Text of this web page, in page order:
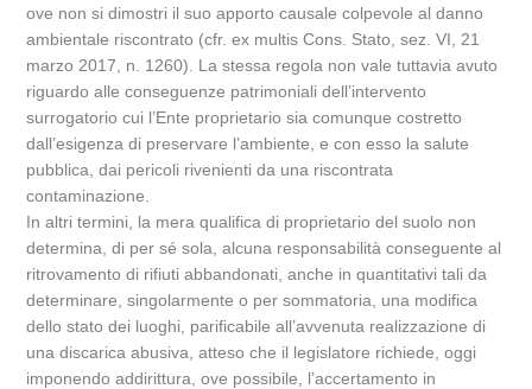
ove non si dimostri il suo apporto causale colpevole al danno
ambientale riscontrato (cfr. ex multis Cons. Stato, sez. VI, 21
marzo 2017, n. 1260). La stessa regola non vale tuttavia avuto
riguardo alle conseguenze patrimoniali dell’intervento
surrogatorio cui l’Ente proprietario sia comunque costretto
dall’esigenza di preservare l’ambiente, e con esso la salute
pubblica, dai pericoli rivenienti da una riscontrata
contaminazione.
In altri termini, la mera qualifica di proprietario del suolo non
determina, di per sé sola, alcuna responsabilità conseguente al
ritrovamento di rifiuti abbandonati, anche in quantitativi tali da
determinare, singolarmente o per sommatoria, una modifica
dello stato dei luoghi, parificabile all’avvenuta realizzazione di
una discarica abusiva, atteso che il legislatore richiede, oggi
imponendo addirittura, ove possibile, l’accertamento in